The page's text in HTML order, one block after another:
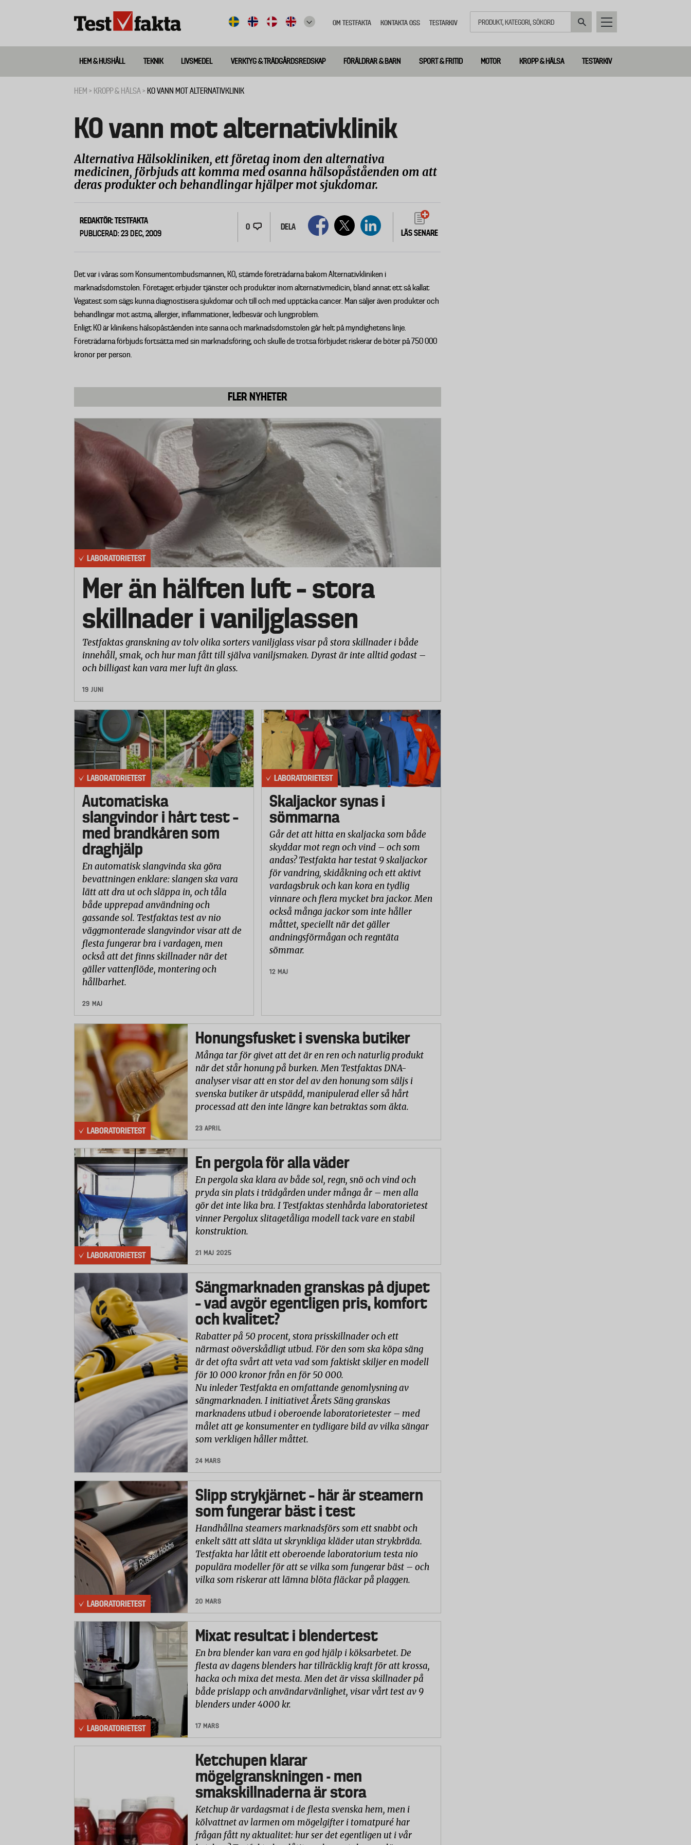
meny
OM TESTFAKTA KONTAKTA OSS TESTARKIV
Huvudmeny
ny
HEM & HUSHÅLL TEKNIK LIVSMEDEL VERKTYG & TRÄDGÅRDSREDSKAP FÖRÄLDRAR & BARN SPORT & FRITID MOTOR KROPP & HÄLSA TESTARKIV
HEM KROPP & HÄLSA KO VANN MOT ALTERNATIVKLINIK
KO vann mot alternativklinik
Alternativa Hälsokliniken, ett företag inom den alternativa
medicinen, förbjuds att komma med osanna hälsopåståenden om att
deras produkter och behandlingar hjälper mot sjukdomar.
REDAKTÖR: TESTFAKTA
PUBLICERAD: 23 DEC, 2009
0 DELA
LÄS SENARE
Det var i våras som Konsumentombudsmannen, KO, stämde företrädarna bakom Alternativkliniken i
marknadsdomstolen. Företaget erbjuder tjänster och produkter inom alternativmedicin, bland annat ett så kallat
Vegatest som sägs kunna diagnostisera sjukdomar och till och med upptäcka cancer. Man säljer även produkter och
behandlingar mot astma, allergier, inflammationer, ledbesvär och lungproblem.
Enligt KO är klinikens hälsopåståenden inte sanna och marknadsdomstolen går helt på myndighetens linje.
Företrädarna förbjuds fortsätta med sin marknadsföring, och skulle de trotsa förbjudet riskerar de böter på 750 000
kronor per person.
FLER NYHETER
LABORATORIETEST
Mer än hälften luft – stora
skillnader i vaniljglassen
Testfaktas granskning av tolv olika sorters vaniljglass visar på stora skillnader i både
innehåll, smak, och hur man fått till själva vaniljsmaken. Dyrast är inte alltid godast –
och billigast kan vara mer luft än glass.
19 JUNI
LABORATORIETEST
Automatiska
slangvindor i hårt test –
med brandkåren som
draghjälp
En automatisk slangvinda ska göra
bevattningen enklare: slangen ska vara
lätt att dra ut och släppa in, och tåla
både upprepad användning och
gassande sol. Testfaktas test av nio
väggmonterade slangvindor visar att de
flesta fungerar bra i vardagen, men
också att det finns skillnader när det
gäller vattenflöde, montering och
hållbarhet.
29 MAJ
LABORATORIETEST
Skaljackor synas i
sömmarna
Går det att hitta en skaljacka som både
skyddar mot regn och vind – och som
andas? Testfakta har testat 9 skaljackor
för vandring, skidåkning och ett aktivt
vardagsbruk och kan kora en tydlig
vinnare och flera mycket bra jackor. Men
också många jackor som inte håller
måttet, speciellt när det gäller
andningsförmågan och regntäta
sömmar.
12 MAJ
LABORATORIETEST
Honungsfusket i svenska butiker
Många tar för givet att det är en ren och naturlig produkt
när det står honung på burken. Men Testfaktas DNA-
analyser visar att en stor del av den honung som säljs i
svenska butiker är utspädd, manipulerad eller så hårt
processad att den inte längre kan betraktas som äkta.
23 APRIL
LABORATORIETEST
En pergola för alla väder
En pergola ska klara av både sol, regn, snö och vind och
pryda sin plats i trädgården under många år – men alla
gör det inte lika bra. I Testfaktas stenhårda laboratorietest
vinner Pergolux slitagetåliga modell tack vare en stabil
konstruktion.
21 MAJ 2025
Sängmarknaden granskas på djupet
– vad avgör egentligen pris, komfort
och kvalitet?
Rabatter på 50 procent, stora prisskillnader och ett
närmast oöverskådligt utbud. För den som ska köpa säng
är det ofta svårt att veta vad som faktiskt skiljer en modell
för 10 000 kronor från en för 50 000.
Nu inleder Testfakta en omfattande genomlysning av
sängmarknaden. I initiativet Årets Säng granskas
marknadens utbud i oberoende laboratorietester – med
målet att ge konsumenter en tydligare bild av vilka sängar
som verkligen håller måttet.
24 MARS
LABORATORIETEST
Slipp strykjärnet – här är steamern
som fungerar bäst i test
Handhållna steamers marknadsförs som ett snabbt och
enkelt sätt att släta ut skrynkliga kläder utan strykbräda.
Testfakta har låtit ett oberoende laboratorium testa nio
populära modeller för att se vilka som fungerar bäst – och
vilka som riskerar att lämna blöta fläckar på plaggen.
20 MARS
LABORATORIETEST
Mixat resultat i blendertest
En bra blender kan vara en god hjälp i köksarbetet. De
flesta av dagens blenders har tillräcklig kraft för att krossa,
hacka och mixa det mesta. Men det är vissa skillnader på
både prislapp och användarvänlighet, visar vårt test av 9
blenders under 4000 kr.
17 MARS
Ketchupen klarar
mögelgranskningen - men
smakskillnaderna är stora
Ketchup är vardagsmat i de flesta svenska hem, men i
kölvattnet av larmen om mögelgifter i tomatpuré har
frågan fått ny aktualitet: hur ser det egentligen ut i vår